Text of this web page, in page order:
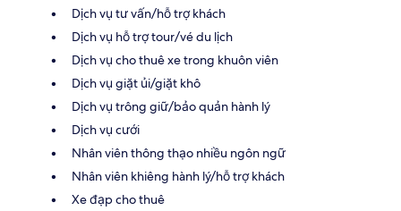
Dịch vụ tư vấn/hỗ trợ khách
Dịch vụ hỗ trợ tour/vé du lịch
Dịch vụ cho thuê xe trong khuôn viên
Dịch vụ giặt ủi/giặt khô
Dịch vụ trông giữ/bảo quản hành lý
Dịch vụ cưới
Nhân viên thông thạo nhiều ngôn ngữ
Nhân viên khiêng hành lý/hỗ trợ khách
Xe đạp cho thuê